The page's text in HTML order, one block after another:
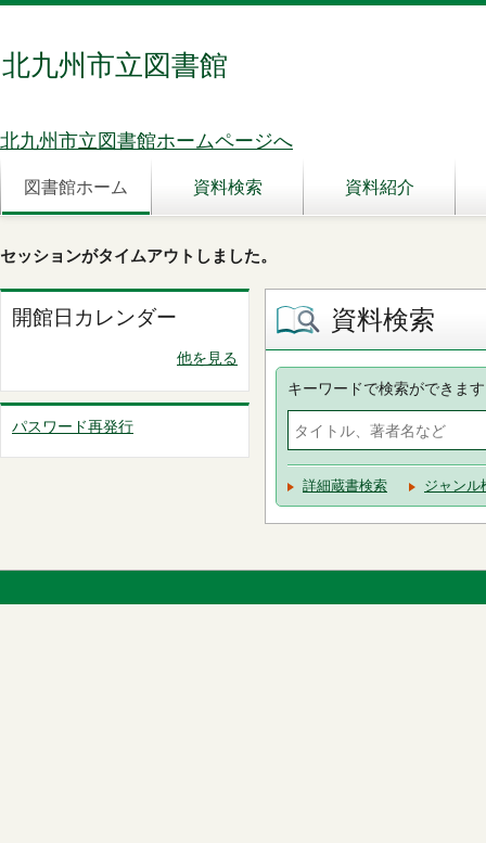
北九州市立図書館
北九州市立図書館ホームページへ
図書館ホーム 資料検索 資料紹介
セッションがタイムアウトしました。
開館日カレンダー
他を見る
パスワード再発行
資料検索
キーワードで検索ができます
詳細蔵書検索 ジャンル